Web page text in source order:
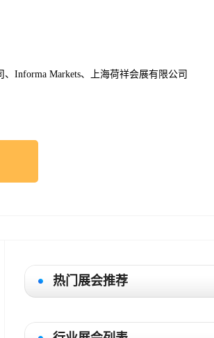
、Informa Markets、上海荷祥会展有限公司
热门展会推荐